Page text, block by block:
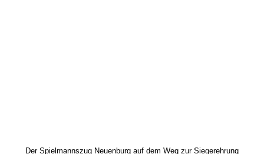
Der Spielmannszug Neuenburg auf dem Weg zur Siegerehrung